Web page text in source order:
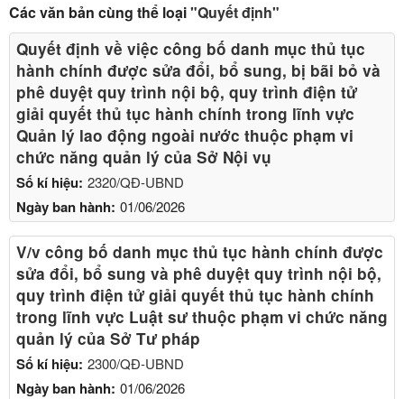
Các văn bản cùng thể loại"Quyết định"
Số kí hiệu: 2320/QĐ-UBND
Ngày ban hành: 01/06/2026
Quyết định về việc công bố danh mục thủ tục
hành chính được sửa đổi, bổ sung, bị bãi bỏ và
phê duyệt quy trình nội bộ, quy trình điện tử
giải quyết thủ tục hành chính trong lĩnh vực
Quản lý lao động ngoài nước thuộc phạm vi
chức năng quản lý của Sở Nội vụ
Số kí hiệu: 2300/QĐ-UBND
Ngày ban hành: 01/06/2026
V/v công bố danh mục thủ tục hành chính được
sửa đổi, bổ sung và phê duyệt quy trình nội bộ,
quy trình điện tử giải quyết thủ tục hành chính
trong lĩnh vực Luật sư thuộc phạm vi chức năng
quản lý của Sở Tư pháp